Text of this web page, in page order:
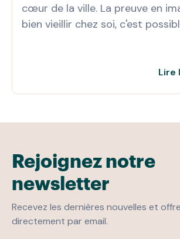
cœur de la ville. La preuve en
bien vieillir chez soi, c'est
Lire
Rejoignez notre
newsletter
Recevez les dernières nouvelles et
directement par email.